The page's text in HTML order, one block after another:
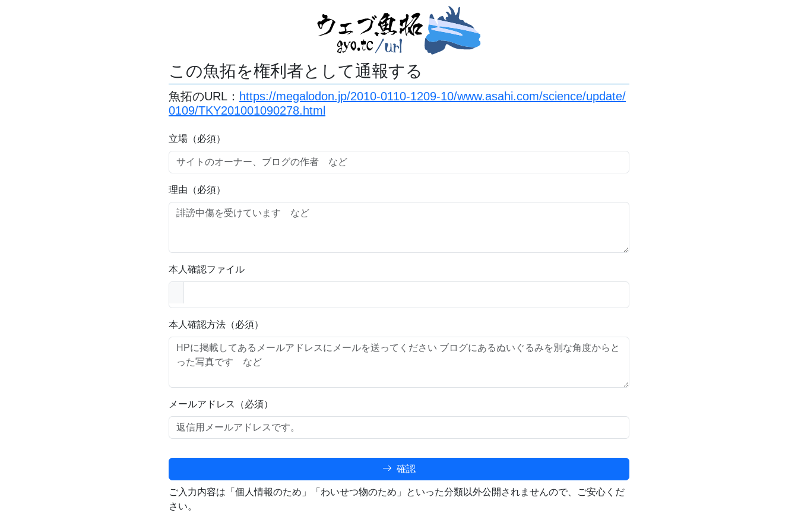
この魚拓を権利者として通報する
魚拓のURL： https://megalodon.jp/2010-0110-1209-10/www.asahi.com/science/update/
0109/TKY201001090278.html
立場（必須）
理由（必須）
本人確認ファイル
本人確認方法（必須）
メールアドレス（必須）
確認
ご入力内容は「個人情報のため」「わいせつ物のため」といった分類以外公開されませんので、ご安心くだ
さい。